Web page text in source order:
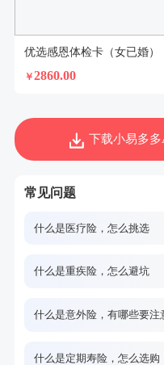
优选感恩体检卡（女已婚）
￥2860.00
下载小易多多
常见问题
什么是医疗险，怎么挑选
什么是重疾险，怎么避坑
什么是意外险，有哪些要注
什么是定期寿险，怎么选购